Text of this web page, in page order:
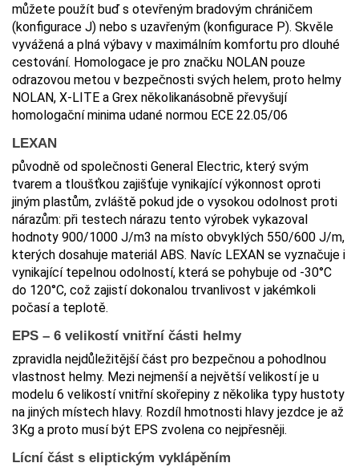
můžete použít buď s otevřeným bradovým chráničem
(konfigurace J) nebo s uzavřeným (konfigurace P). Skvěle
vyvážená a plná výbavy v maximálním komfortu pro dlouhé
cestování. Homologace je pro značku NOLAN pouze
odrazovou metou v bezpečnosti svých helem, proto helmy
NOLAN, X-LITE a Grex několikanásobně převyšují
homologační minima udané normou ECE 22.05/06
LEXAN
původně od společnosti General Electric, který svým
tvarem a tloušťkou zajišťuje vynikající výkonnost oproti
jiným plastům, zvláště pokud jde o vysokou odolnost proti
nárazům: při testech nárazu tento výrobek vykazoval
hodnoty 900/1000 J/m3 na místo obvyklých 550/600 J/m,
kterých dosahuje materiál ABS. Navíc LEXAN se vyznačuje i
vynikající tepelnou odolností, která se pohybuje od -30°C
do 120°C, což zajistí dokonalou trvanlivost v jakémkoli
počasí a teplotě.
EPS – 6 velikostí vnitřní části helmy
zpravidla nejdůležitější část pro bezpečnou a pohodlnou
vlastnost helmy. Mezi nejmenší a největší velikostí je u
modelu 6 velikostí vnitřní skořepiny z několika typy hustoty
na jiných místech hlavy. Rozdíl hmotnosti hlavy jezdce je až
3Kg a proto musí být EPS zvolena co nejpřesněji.
Lícní část s eliptickým vyklápěním